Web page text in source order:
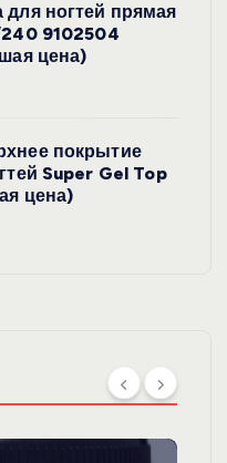
для ногтей прямая
9102504
цена)
покрытие
Super Gel Top
цена)